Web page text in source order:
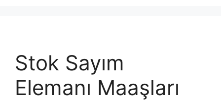
Stok Sayım
Elemanı Maaşları